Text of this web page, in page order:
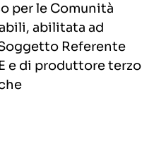
per le Comunità
abilitata ad
Referente
e di produttore terzo